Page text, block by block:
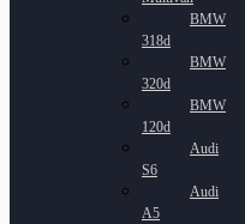
BMW
318d
BMW
320d
BMW
120d
Audi
S6
Audi
A5